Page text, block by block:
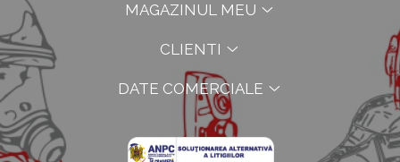
MAGAZINUL MEU
CLIENTI
DATE COMERCIALE